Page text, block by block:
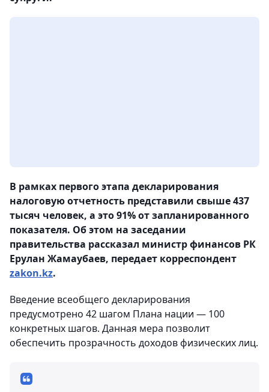
В рамках первого этапа декларирования
налоговую отчетность представили свыше 437
тысяч человек, а это 91% от запланированного
показателя. Об этом на заседании
правительства рассказал министр финансов РК
Ерулан Жамаубаев, передает корреспондент
zakon.kz.
Введение всеобщего декларирования
предусмотрено 42 шагом Плана нации — 100
конкретных шагов. Данная мера позволит
обеспечить прозрачность доходов физических лиц.